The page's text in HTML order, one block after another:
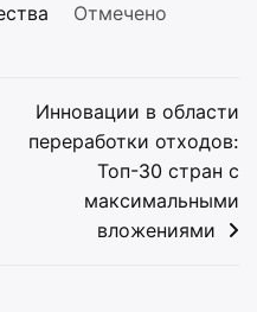
Отмечено
Инновации в области
переработки отходов:
Топ-30 стран с
максимальными
вложениями